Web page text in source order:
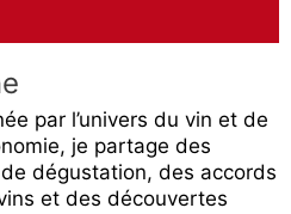
par l’univers du vin et de
je partage des
dégustation, des accords
et des découvertes